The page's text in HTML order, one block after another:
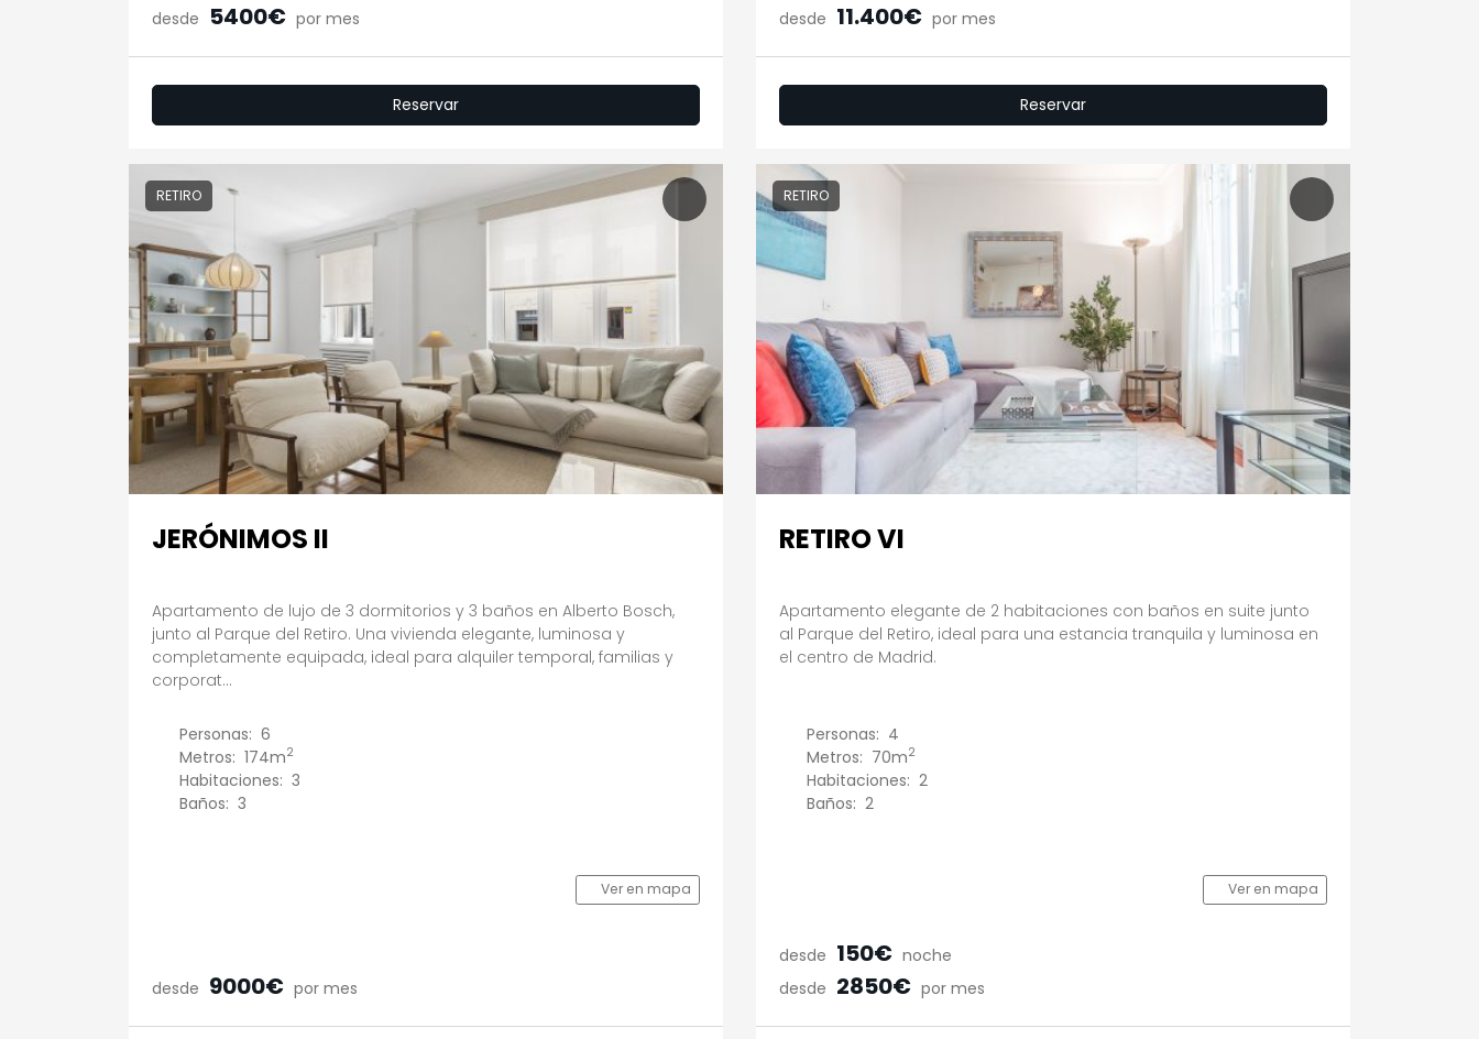
desde 5400€ por mes
Reservar
desde 11.400€ por mes
Reservar
RETIRO
JERÓNIMOS II
Apartamento de lujo de 3 dormitorios y 3 baños en Alberto Bosch,
junto al Parque del Retiro. Una vivienda elegante, luminosa y
completamente equipada, ideal para alquiler temporal, familias y
corporat...
Personas: 6
Metros: 174m2
Habitaciones: 3
Baños: 3
Ver en mapa
desde 9000€ por mes
RETIRO
RETIRO VI
Apartamento elegante de 2 habitaciones con baños en suite junto
al Parque del Retiro, ideal para una estancia tranquila y luminosa en
el centro de Madrid.
Personas: 4
Metros: 70m2
Habitaciones: 2
Baños: 2
Ver en mapa
desde 150€ noche
desde 2850€ por mes